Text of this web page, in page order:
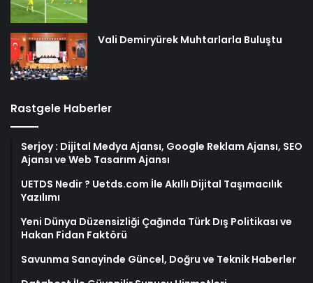
Vali Demiryürek Muhtarlarla Buluştu
Rastgele Haberler
Serjoy : Dijital Medya Ajansı, Google Reklam Ajansı, SEO
Ajansı ve Web Tasarım Ajansı
UETDS Nedir ? Uetds.com İle Akıllı Dijital Taşımacılık
Yazılımı
Yeni Dünya Düzensizliği Çağında Türk Dış Politikası ve
Hakan Fidan Faktörü
Savunma Sanayinde Güncel, Doğru ve Teknik Haberler